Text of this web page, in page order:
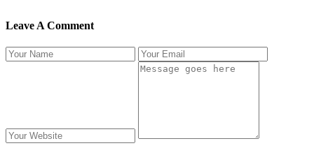
Leave A Comment